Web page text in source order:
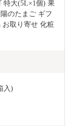
特大(5L×1個) 果
のたまご ギフ
お取り寄せ 化粧
入)